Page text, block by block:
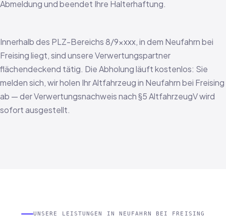
Abmeldung und beendet Ihre Halterhaftung.
Innerhalb des PLZ-Bereichs 8/9xxxx, in dem Neufahrn bei
Freising liegt, sind unsere Verwertungspartner
flächendeckend tätig. Die Abholung läuft kostenlos: Sie
melden sich, wir holen Ihr Altfahrzeug in Neufahrn bei Freising
ab — der Verwertungsnachweis nach §5 AltfahrzeugV wird
sofort ausgestellt.
UNSERE LEISTUNGEN IN NEUFAHRN BEI FREISING